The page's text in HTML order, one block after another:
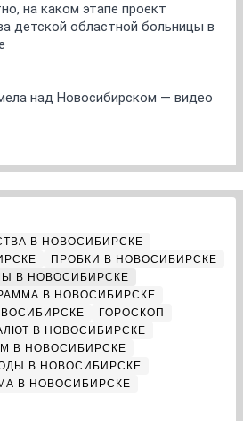
на каком этапе проект
детской областной больницы в
над Новосибирском — видео
В НОВОСИБИРСКЕ
ПРОБКИ В НОВОСИБИРСКЕ
В НОВОСИБИРСКЕ
В НОВОСИБИРСКЕ
ГОРОСКОП
В НОВОСИБИРСКЕ
В НОВОСИБИРСКЕ
В НОВОСИБИРСКЕ
В НОВОСИБИРСКЕ